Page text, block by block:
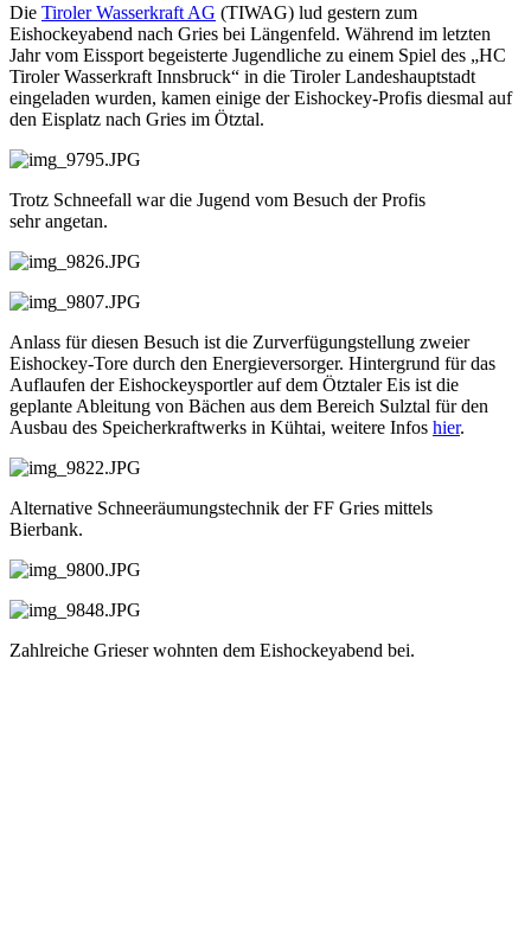
Die Tiroler Wasserkraft AG (TIWAG) lud gestern zum
Eishockeyabend nach Gries bei Längenfeld. Während im letzten
Jahr vom Eissport begeisterte Jugendliche zu einem Spiel des „HC
Tiroler Wasserkraft Innsbruck“ in die Tiroler Landeshauptstadt
eingeladen wurden, kamen einige der Eishockey-Profis diesmal auf
den Eisplatz nach Gries im Ötztal.
Trotz Schneefall war die Jugend vom Besuch der Profis
sehr angetan.
Anlass für diesen Besuch ist die Zurverfügungstellung zweier
Eishockey-Tore durch den Energieversorger. Hintergrund für das
Auflaufen der Eishockeysportler auf dem Ötztaler Eis ist die
geplante Ableitung von Bächen aus dem Bereich Sulztal für den
Ausbau des Speicherkraftwerks in Kühtai, weitere Infos hier.
Alternative Schneeräumungstechnik der FF Gries mittels
Bierbank.
Zahlreiche Grieser wohnten dem Eishockeyabend bei.